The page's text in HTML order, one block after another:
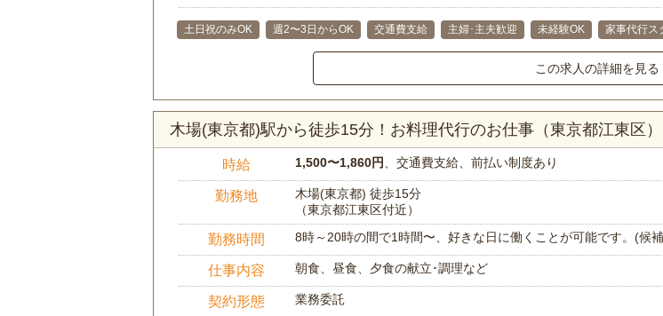
土日祝のみOK 週2〜3日からOK 交通費支給 主婦･主夫歓迎 未経験OK 家事代行ス
この求人の詳細を見る
木場(東京都)駅から徒歩15分！お料理代行のお仕事（東京都江東区）
時給 1,500〜1,860円 、交通費支給、前払い制度あり
勤務地
木場(東京都) 徒歩15分
（東京都江東区付近）
勤務時間 8時～20時の間で1時間〜、好きな日に働くことが可能です。(候
仕事内容 朝食、昼食、夕食の献立･調理など
契約形態 業務委託